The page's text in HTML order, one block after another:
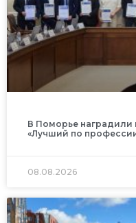
В Поморье наградили
«Лучший по
08.08.2026